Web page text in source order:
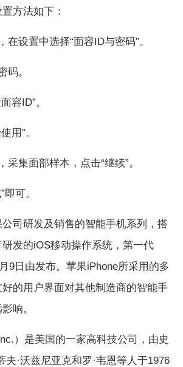
方法如下：
在设置中选择“面容ID与密码”。
码。
容ID”。
用”。
采集面部样本，点击“继续”。
可。
司研发及销售的智能手机系列，搭
发的iOS移动操作系统，第一代
9日由发布。苹果iPhone所采用的多
的用户界面对其他制造商的智能手
响。
）是美国的一家高科技公司，由史
夫·沃兹尼亚克和罗·韦恩等人于1976